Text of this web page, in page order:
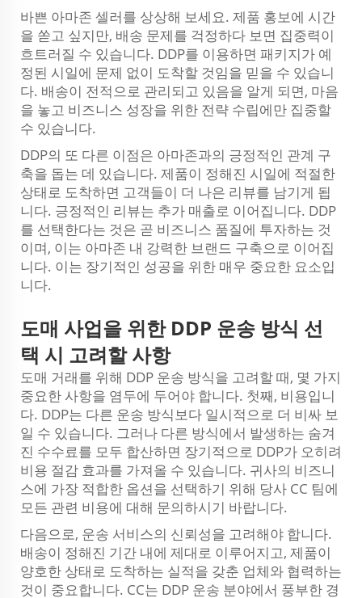
바쁜 아마존 셀러를 상상해 보세요. 제품 홍보에 시간
을 쏟고 싶지만, 배송 문제를 걱정하다 보면 집중력이
흐트러질 수 있습니다. DDP를 이용하면 패키지가 예
정된 시일에 문제 없이 도착할 것임을 믿을 수 있습니
다. 배송이 전적으로 관리되고 있음을 알게 되면, 마음
을 놓고 비즈니스 성장을 위한 전략 수립에만 집중할
수 있습니다.
DDP의 또 다른 이점은 아마존과의 긍정적인 관계 구
축을 돕는 데 있습니다. 제품이 정해진 시일에 적절한
상태로 도착하면 고객들이 더 나은 리뷰를 남기게 됩
니다. 긍정적인 리뷰는 추가 매출로 이어집니다. DDP
를 선택한다는 것은 곧 비즈니스 품질에 투자하는 것
이며, 이는 아마존 내 강력한 브랜드 구축으로 이어집
니다. 이는 장기적인 성공을 위한 매우 중요한 요소입
니다.
도매 사업을 위한 DDP 운송 방식 선
택 시 고려할 사항
도매 거래를 위해 DDP 운송 방식을 고려할 때, 몇 가지
중요한 사항을 염두에 두어야 합니다. 첫째, 비용입니
다. DDP는 다른 운송 방식보다 일시적으로 더 비싸 보
일 수 있습니다. 그러나 다른 방식에서 발생하는 숨겨
진 수수료를 모두 합산하면 장기적으로 DDP가 오히려
비용 절감 효과를 가져올 수 있습니다. 귀사의 비즈니
스에 가장 적합한 옵션을 선택하기 위해 당사 CC 팀에
모든 관련 비용에 대해 문의하시기 바랍니다.
다음으로, 운송 서비스의 신뢰성을 고려해야 합니다.
배송이 정해진 기간 내에 제대로 이루어지고, 제품이
양호한 상태로 도착하는 실적을 갖춘 업체와 협력하는
것이 중요합니다. CC는 DDP 운송 분야에서 풍부한 경